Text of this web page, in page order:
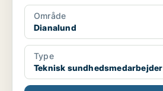
Område
Dianalund
Type
Teknisk sundhedsmedarbejder